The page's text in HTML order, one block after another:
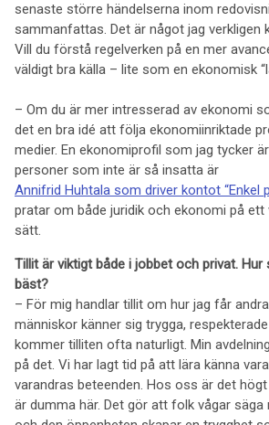
senaste större händelserna inom
sammanfattas. Det är något jag verkligen
Vill du förstå regelverken på en mer
väldigt bra källa – lite som en ekonomisk
– Om du är mer intresserad av ekonomi
det en bra idé att följa ekonomiinriktade
medier. En ekonomiprofil som jag tycker
personer som inte är så insatta är
Annifrid Huhtala som driver kontot “Enkel
pratar om både juridik och ekonomi på ett
sätt.
Tillit är viktigt både i jobbet och privat. Hur
bäst?
– För mig handlar tillit om hur jag får
människor känner sig trygga,
kommer tilliten ofta naturligt. Min
på det. Vi har lagt tid på att lära känna
varandras beteenden. Hos oss är det
är dumma här. Det gör att folk vågar säga